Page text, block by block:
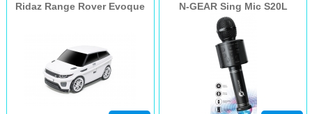
Ridaz Range Rover Evoque
N-GEAR Sing Mic S20L